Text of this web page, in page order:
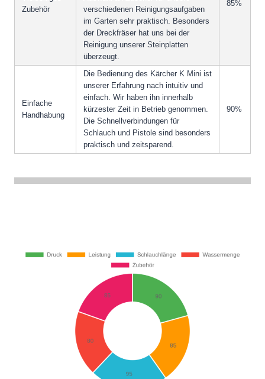
Zubehör
verschiedenen Reinigungsaufgaben
im Garten sehr praktisch. Besonders
der Dreckfräser hat uns bei der
Reinigung unserer Steinplatten
überzeugt.
85%
Einfache
Handhabung
Die Bedienung des Kärcher K Mini ist
unserer Erfahrung nach intuitiv und
einfach. Wir haben ihn innerhalb
kürzester Zeit in Betrieb genommen.
Die Schnellverbindungen für
Schlauch und Pistole sind besonders
praktisch und zeitsparend.
90%